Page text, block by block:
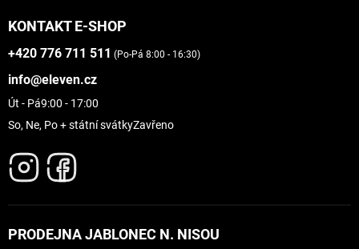
KONTAKT E-SHOP
+420 776 711 511 (Po-Pá 8:00 - 16:30)
info@eleven.cz
Út - Pá9:00 - 17:00
So, Ne, Po + státní svátkyZavřeno
PRODEJNA JABLONEC N. NISOU